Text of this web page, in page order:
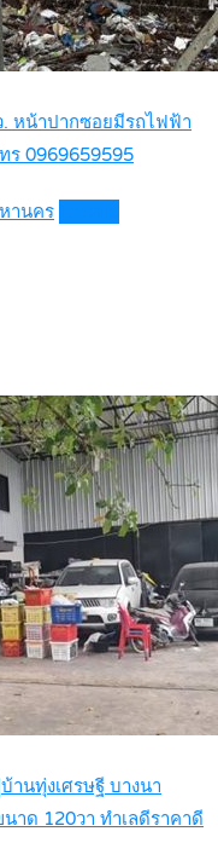
หน้าปากซอยมีรถไฟฟ้า
ร 0969659595
านคร
นทุ่งเศรษฐี บางนา
าด 120วา ทำเลดีราคาดี